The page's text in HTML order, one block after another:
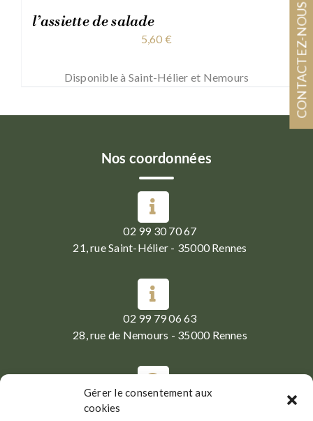
Gérer le consentement aux
cookies
l’assiette de salade
5,60 €
Disponible à Saint-Hélier et Nemours
Nos coordonnées
02 99 30 70 67
21, rue Saint-Hélier - 35000 Rennes
02 99 79 06 63
28, rue de Nemours - 35000 Rennes
Du Mardi au Samedi :
CONTACTEZ-NOUS